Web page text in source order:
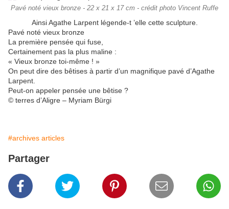
Pavé noté vieux bronze - 22 x 21 x 17 cm - crédit photo Vincent Ruffe
Ainsi Agathe Larpent légende-t ’elle cette sculpture.
Pavé noté vieux bronze
La première pensée qui fuse,
Certainement pas la plus maline :
« Vieux bronze toi-même ! »
On peut dire des bêtises à partir d’un magnifique pavé d’Agathe
Larpent.
Peut-on appeler pensée une bêtise ?
© terres d’Aligre – Myriam Bürgi
#archives articles
Partager